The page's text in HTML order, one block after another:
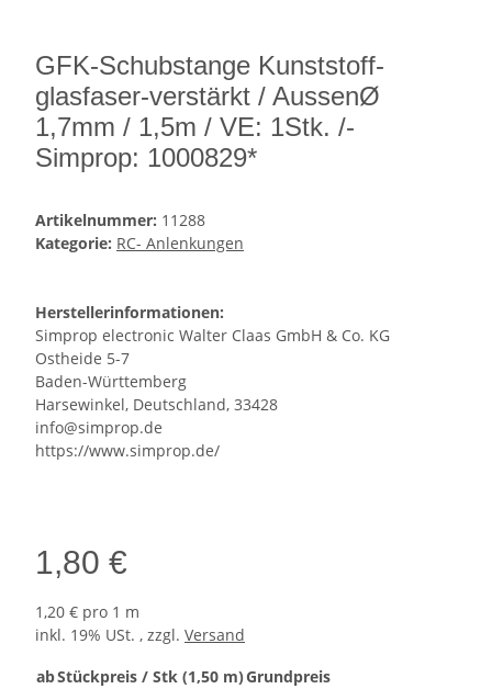
GFK-Schubstange Kunststoff-
glasfaser-verstärkt / AussenØ
1,7mm / 1,5m / VE: 1Stk. /-
Simprop: 1000829*
Artikelnummer: 11288
Kategorie: RC- Anlenkungen
Herstellerinformationen:
Simprop electronic Walter Claas GmbH & Co. KG
Ostheide 5-7
Baden-Württemberg
Harsewinkel, Deutschland, 33428
info@simprop.de
https://www.simprop.de/
1,80 €
1,20 € pro 1 m
inkl. 19% USt. , zzgl. Versand
abStückpreis / Stk (1,50 m)Grundpreis